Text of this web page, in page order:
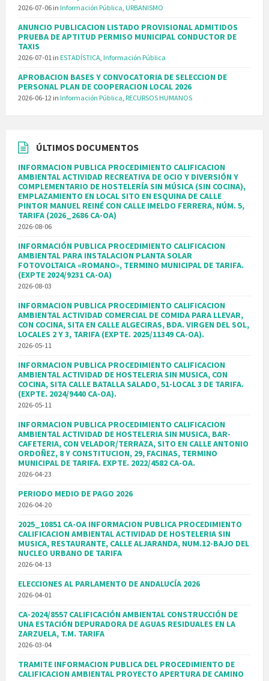
2026-07-06 in Información Pública, URBANISMO
ANUNCIO PUBLICACION LISTADO PROVISIONAL ADMITIDOS
PRUEBA DE APTITUD PERMISO MUNICIPAL CONDUCTOR DE
TAXIS
2026-07-01 in ESTADÍSTICA, Información Pública
APROBACION BASES Y CONVOCATORIA DE SELECCION DE
PERSONAL PLAN DE COOPERACION LOCAL 2026
2026-06-12 in Información Pública, RECURSOS HUMANOS
ÚLTIMOS DOCUMENTOS
INFORMACION PUBLICA PROCEDIMIENTO CALIFICACION
AMBIENTAL ACTIVIDAD RECREATIVA DE OCIO Y DIVERSIÓN Y
COMPLEMENTARIO DE HOSTELERÍA SIN MÚSICA (SIN COCINA),
EMPLAZAMIENTO EN LOCAL SITO EN ESQUINA DE CALLE
PINTOR MANUEL REINÉ CON CALLE IMELDO FERRERA, NÚM. 5,
TARIFA (2026_2686 CA-OA)
2026-08-06
INFORMACIÓN PUBLICA PROCEDIMIENTO CALIFICACION
AMBIENTAL PARA INSTALACION PLANTA SOLAR
FOTOVOLTAICA «ROMANO», TERMINO MUNICIPAL DE TARIFA.
(EXPTE 2024/9231 CA-OA)
2026-08-03
INFORMACION PUBLICA PROCEDIMIENTO CALIFICACION
AMBIENTAL ACTIVIDAD COMERCIAL DE COMIDA PARA LLEVAR,
CON COCINA, SITA EN CALLE ALGECIRAS, BDA. VIRGEN DEL SOL,
LOCALES 2 Y 3, TARIFA (EXPTE. 2025/11349 CA-OA).
2026-05-11
INFORMACION PUBLICA PROCEDIMIENTO CALIFICACION
AMBIENTAL ACTIVIDAD DE HOSTELERIA SIN MUSICA, CON
COCINA, SITA CALLE BATALLA SALADO, 51-LOCAL 3 DE TARIFA.
(EXPTE. 2024/9440 CA-OA).
2026-05-11
INFORMACION PUBLICA PROCEDIMIENTO CALIFICACION
AMBIENTAL ACTIVIDAD DE HOSTELERIA SIN MUSICA, BAR-
CAFETERIA, CON VELADOR/TERRAZA, SITO EN CALLE ANTONIO
ORDOÑEZ, 8 Y CONSTITUCION, 29, FACINAS, TERMINO
MUNICIPAL DE TARIFA. EXPTE. 2022/4582 CA-OA.
2026-04-23
PERIODO MEDIO DE PAGO 2026
2026-04-20
2025_10851 CA-OA INFORMACION PUBLICA PROCEDIMIENTO
CALIFICACION AMBIENTAL ACTIVIDAD DE HOSTELERIA SIN
MUSICA, RESTAURANTE, CALLE ALJARANDA, NUM.12-BAJO DEL
NUCLEO URBANO DE TARIFA
2026-04-13
ELECCIONES AL PARLAMENTO DE ANDALUCÍA 2026
2026-04-01
CA-2024/8557 CALIFICACIÓN AMBIENTAL CONSTRUCCIÓN DE
UNA ESTACIÓN DEPURADORA DE AGUAS RESIDUALES EN LA
ZARZUELA, T.M. TARIFA
2026-03-04
TRAMITE INFORMACION PUBLICA DEL PROCEDIMIENTO DE
CALIFICACION AMBIENTAL PROYECTO APERTURA DE CAMINO